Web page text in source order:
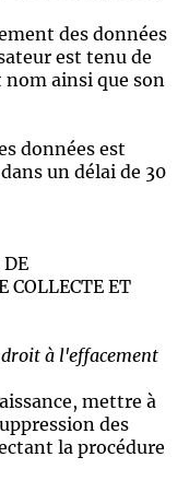
des données
est tenu de
ainsi que son
données est
un délai de 30
COLLECTE ET
à l'effacement
mettre à
des
la procédure